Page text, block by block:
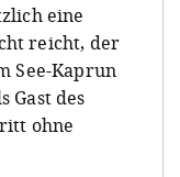
eine
reicht, der
See-Kaprun
Gast des
ohne